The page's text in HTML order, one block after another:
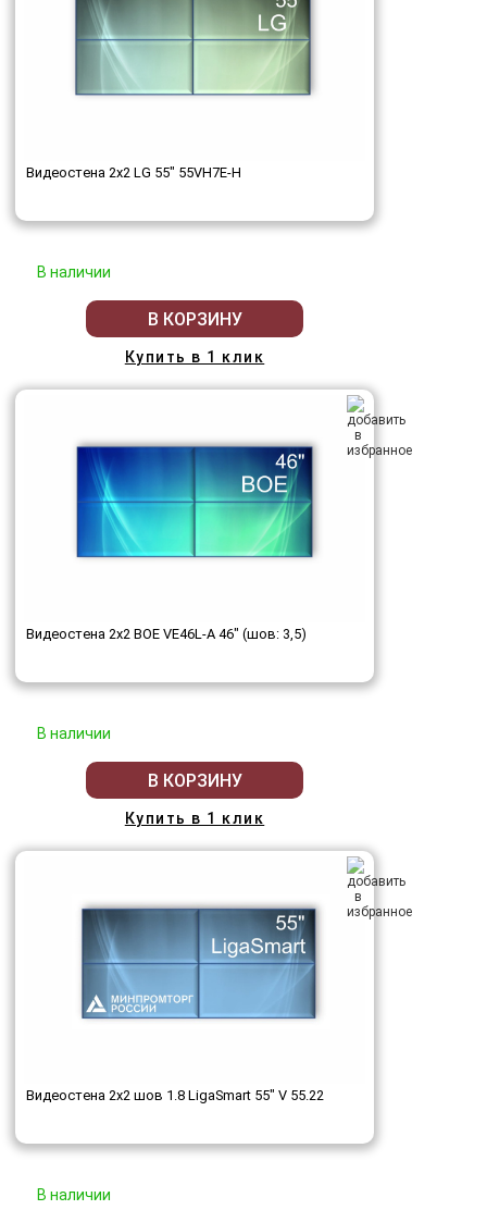
Видеостена 2x2 LG 55" 55VH7E-H
В наличии
В КОРЗИНУ
Купить в 1 клик
Видеостена 2x2 BOE VE46L-A 46" (шов: 3,5)
В наличии
В КОРЗИНУ
Купить в 1 клик
Видеостена 2x2 шов 1.8 LigaSmart 55" V 55.22
В наличии